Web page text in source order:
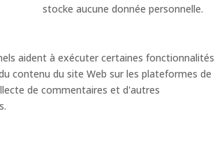
stocke aucune donnée personnelle.
aident à exécuter certaines fonctionnalités
contenu du site Web sur les plateformes de
de commentaires et d'autres